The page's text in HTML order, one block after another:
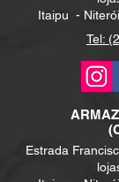
Kit Flap 12x12
Sistema de Som
Sistema de Som
Fechamento
Kit Elber 12v
Itaipu -
Tel:
Estrada